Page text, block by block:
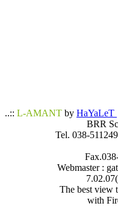
..:: L-AMANT by HaYaLeT
BRR
Tel. 038-
Webmaster :
The best view
with